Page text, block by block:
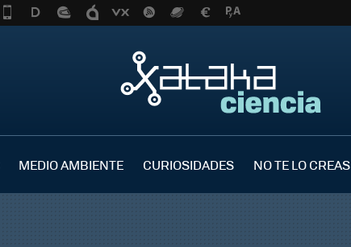
MEDIO AMBIENTE CURIOSIDADES NO TE LO CREAS